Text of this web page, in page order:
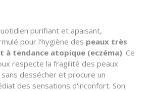
purifiant et apaisant,
pour l'hygiène des peaux très
à tendance atopique (eczéma). Ce
respecte la fragilité des peaux
dessécher et procure un
des sensations d'inconfort. Son